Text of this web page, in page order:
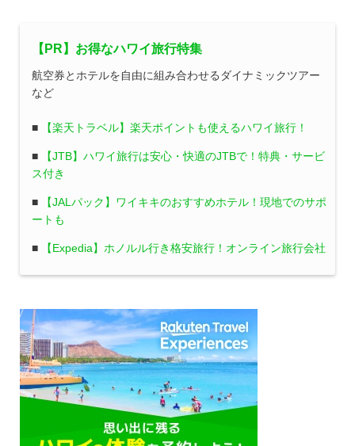
【PR】お得なハワイ旅行特集
航空券とホテルを自由に組み合わせるダイナミックツアー
など
■ 【楽天トラベル】楽天ポイントも使えるハワイ旅行！
■
【JTB】ハワイ旅行は安心・快適のJTBで！特典・サービ
ス付き
■
【JALパック】ワイキキのおすすめホテル！現地でのサポ
ートも
■ 【Expedia】ホノルル行き格安旅行！オンライン旅行会社